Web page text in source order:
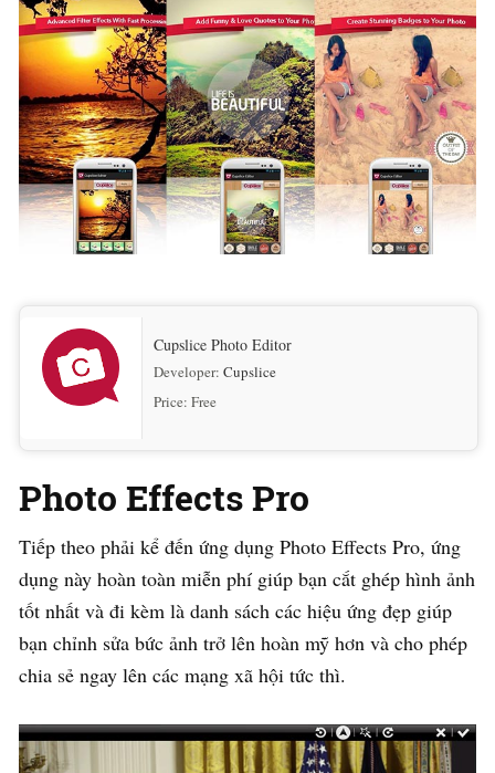
Cupslice Photo Editor
Developer: Cupslice
Price: Free
Photo Effects Pro
Tiếp theo phải kể đến ứng dụng Photo Effects Pro, ứng
dụng này hoàn toàn miễn phí giúp bạn cắt ghép hình ảnh
tốt nhất và đi kèm là danh sách các hiệu ứng đẹp giúp
bạn chỉnh sửa bức ảnh trở lên hoàn mỹ hơn và cho phép
chia sẻ ngay lên các mạng xã hội tức thì.